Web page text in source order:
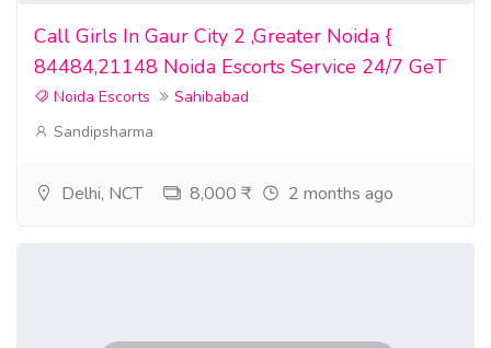
Call Girls In Gaur City 2 ,Greater Noida {
84484,21148 Noida Escorts Service 24/7 GeT
Noida Escorts
Sahibabad
Sandipsharma
Delhi, NCT 8,000 ₹ 2 months ago